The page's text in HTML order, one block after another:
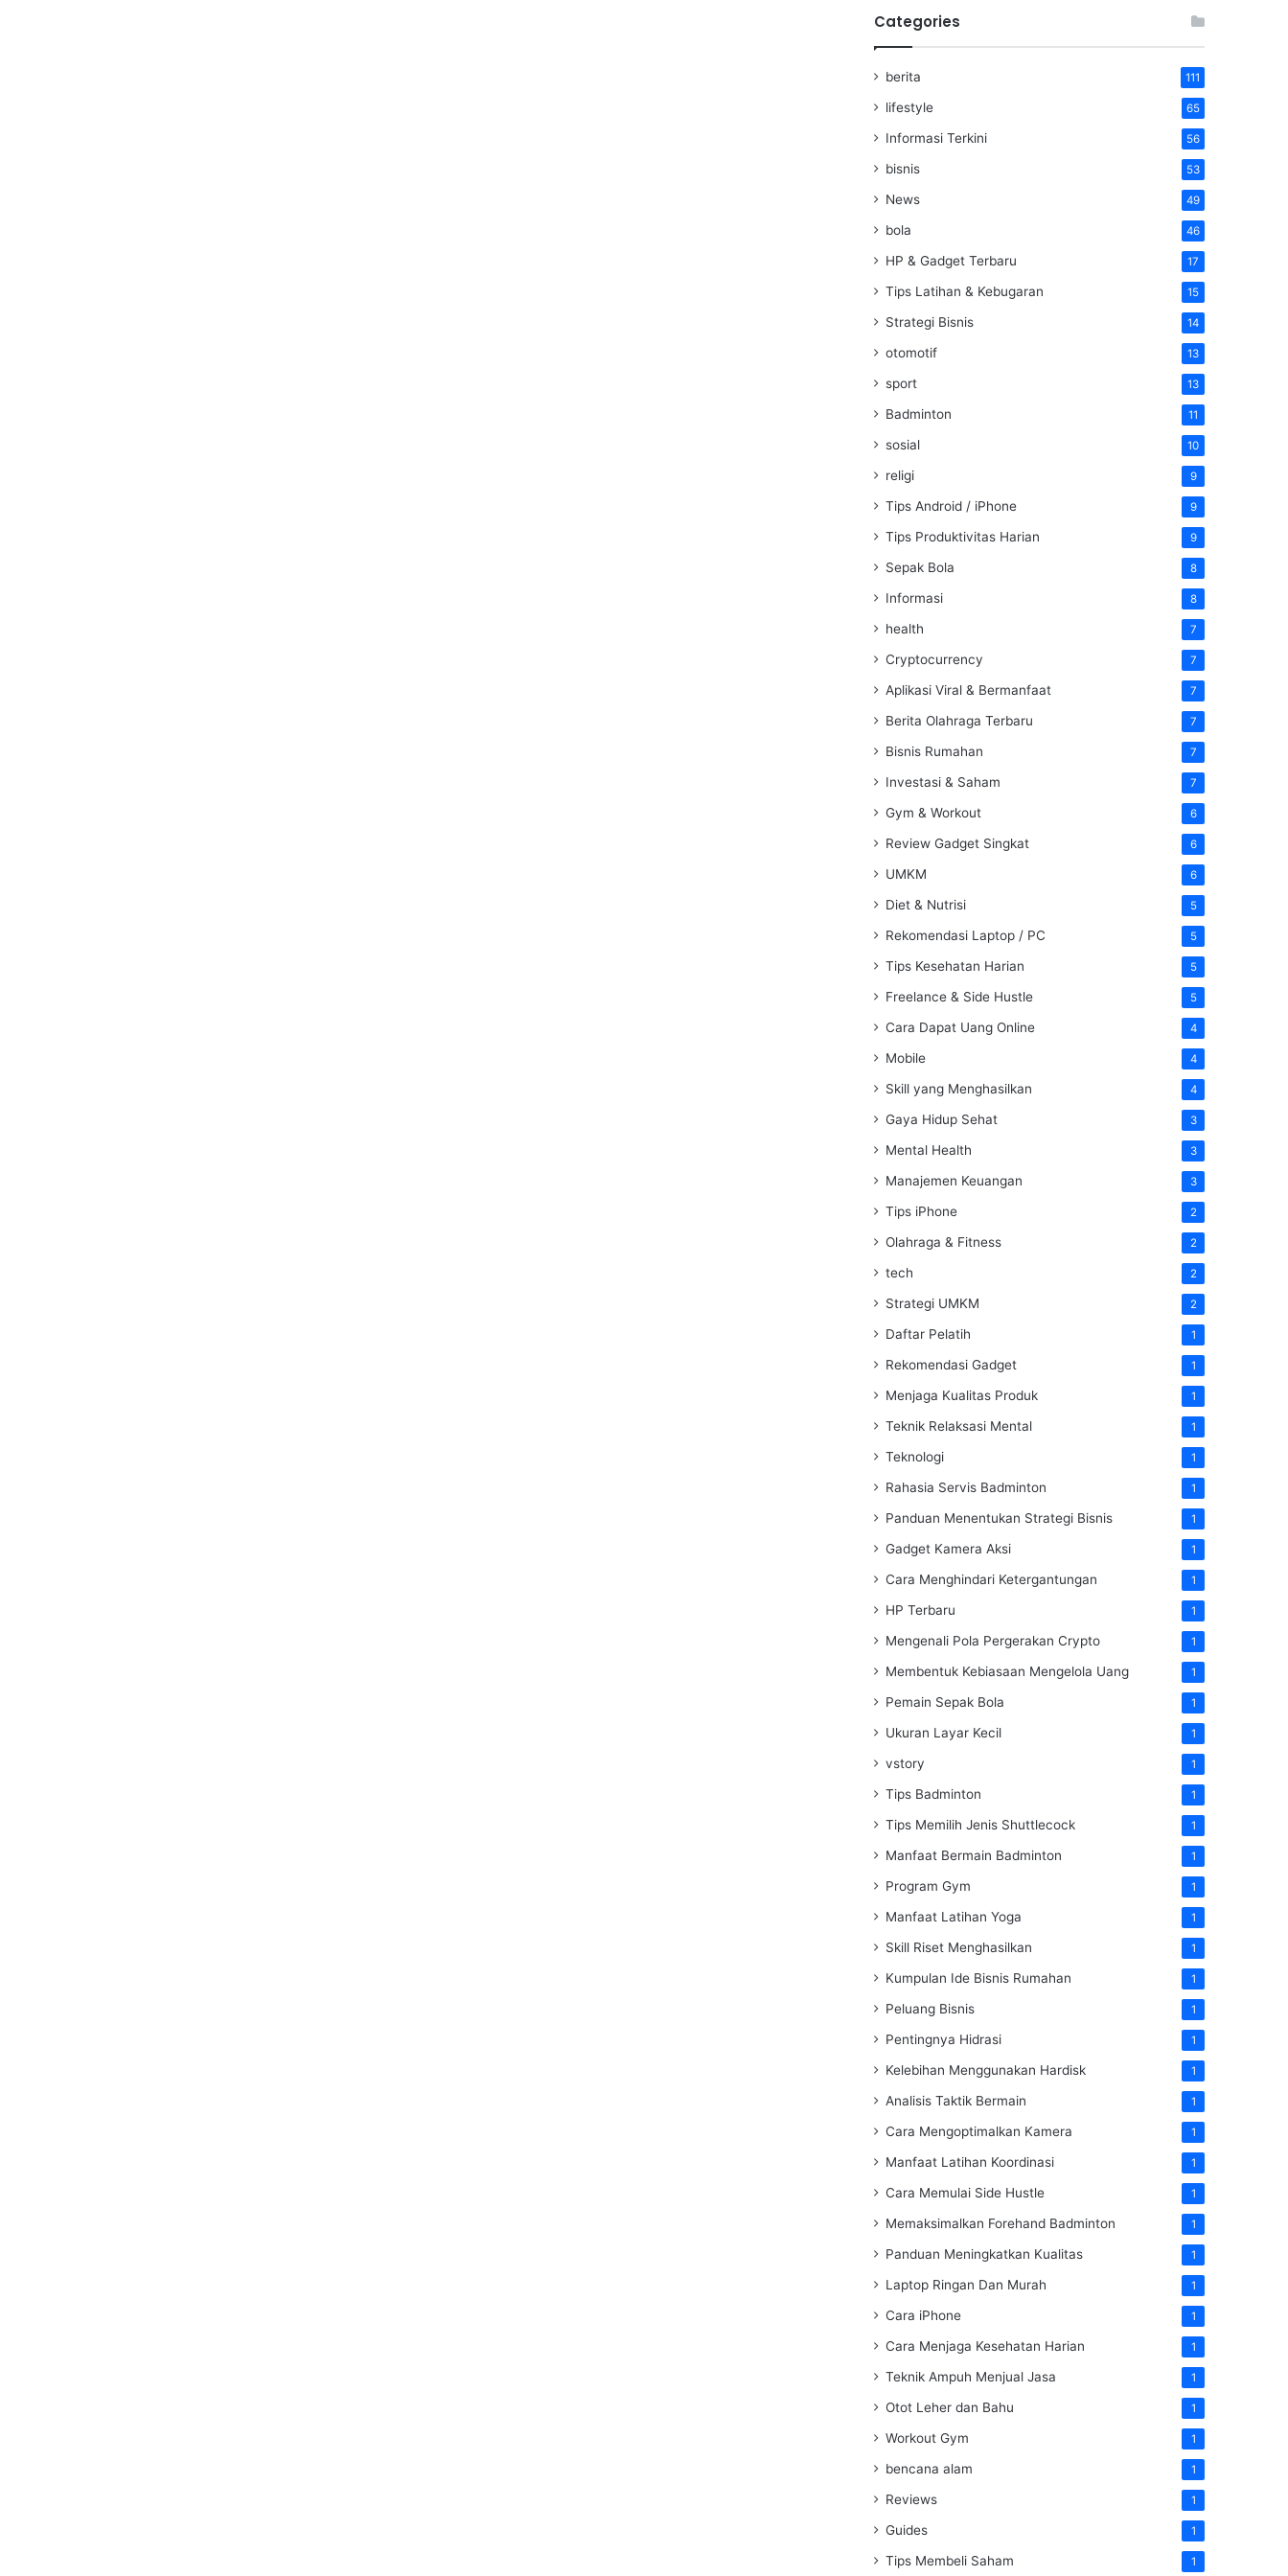
Categories
berita 111
lifestyle 65
Informasi Terkini 56
bisnis 53
News 49
bola 46
HP & Gadget Terbaru 17
Tips Latihan & Kebugaran 15
Strategi Bisnis 14
otomotif 13
sport 13
Badminton 11
sosial 10
religi 9
Tips Android / iPhone 9
Tips Produktivitas Harian 9
Sepak Bola 8
Informasi 8
health 7
Cryptocurrency 7
Aplikasi Viral & Bermanfaat 7
Berita Olahraga Terbaru 7
Bisnis Rumahan 7
Investasi & Saham 7
Gym & Workout 6
Review Gadget Singkat 6
UMKM 6
Diet & Nutrisi 5
Rekomendasi Laptop / PC 5
Tips Kesehatan Harian 5
Freelance & Side Hustle 5
Cara Dapat Uang Online 4
Mobile 4
Skill yang Menghasilkan 4
Gaya Hidup Sehat 3
Mental Health 3
Manajemen Keuangan 3
Tips iPhone 2
Olahraga & Fitness 2
tech 2
Strategi UMKM 2
Daftar Pelatih 1
Rekomendasi Gadget 1
Menjaga Kualitas Produk 1
Teknik Relaksasi Mental 1
Teknologi 1
Rahasia Servis Badminton 1
Panduan Menentukan Strategi Bisnis 1
Gadget Kamera Aksi 1
Cara Menghindari Ketergantungan 1
HP Terbaru 1
Mengenali Pola Pergerakan Crypto 1
Membentuk Kebiasaan Mengelola Uang 1
Pemain Sepak Bola 1
Ukuran Layar Kecil 1
vstory 1
Tips Badminton 1
Tips Memilih Jenis Shuttlecock 1
Manfaat Bermain Badminton 1
Program Gym 1
Manfaat Latihan Yoga 1
Skill Riset Menghasilkan 1
Kumpulan Ide Bisnis Rumahan 1
Peluang Bisnis 1
Pentingnya Hidrasi 1
Kelebihan Menggunakan Hardisk 1
Analisis Taktik Bermain 1
Cara Mengoptimalkan Kamera 1
Manfaat Latihan Koordinasi 1
Cara Memulai Side Hustle 1
Memaksimalkan Forehand Badminton 1
Panduan Meningkatkan Kualitas 1
Laptop Ringan Dan Murah 1
Cara iPhone 1
Cara Menjaga Kesehatan Harian 1
Teknik Ampuh Menjual Jasa 1
Otot Leher dan Bahu 1
Workout Gym 1
bencana alam 1
Reviews 1
Guides 1
Tips Membeli Saham 1